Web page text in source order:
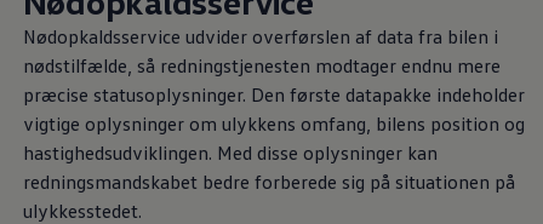
Nødopkaldsservice udvider overførslen af data fra bilen i
nødstilfælde, så redningstjenesten modtager endnu mere
præcise statusoplysninger. Den første datapakke indeholder
vigtige oplysninger om ulykkens omfang, bilens position og
hastighedsudviklingen. Med disse oplysninger kan
redningsmandskabet bedre forberede sig på situationen på
ulykkesstedet.